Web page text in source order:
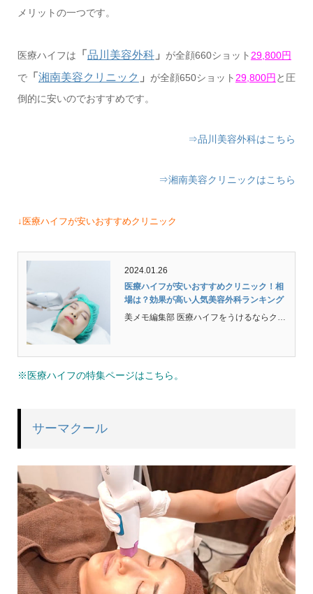
メリットの一つです。
医療ハイフは 「 品川美容外科」 が全顔660ショット 29,800円
で「 湘南美容クリニック 」 が全顔650ショット 29,800円 と圧
倒的に安いのでおすすめです。
⇒品川美容外科はこちら
⇒湘南美容クリニックはこちら
↓医療ハイフが安いおすすめクリニック
2024.01.26
医療ハイフが安いおすすめクリニック！相
場は？効果が高い人気美容外科ランキング
美メモ編集部 医療ハイフをうけるならクリニック・美容外科はどこがいい？1回でも顔のたるみ改善や引き締めに確実な効果があるって聞くけどどうなの？ 医療ハイフ(HIFU)は超音波を一点に集める事でSMAS(スマス)と言われている筋膜や真皮層に熱を入れて、顔のたる...
※医療ハイフの特集ページはこちら。
サーマクール